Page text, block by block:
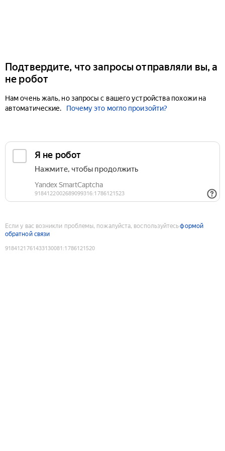
Подтвердите, что запросы отправляли вы, а
не робот
Нам очень жаль, но запросы с вашего устройства похожи на
автоматические.
Почему это могло произойти?
Если у вас возникли проблемы, пожалуйста, воспользуйтесьформой
обратной связи
9184121761433130081 :1786121520